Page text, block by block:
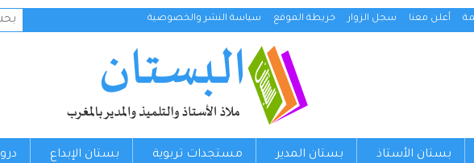
أعلن معنا سجل الزوار خريطة الموقع سياسة النشر والخصوصية
عن:
بستان الأستاذ بستان المدير مستجدات تربوية بستان الإبداع